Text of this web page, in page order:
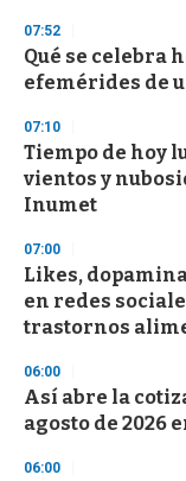
s
07:52
Qué se celebra
efemérides de
07:10
Tiempo de hoy
vientos y
Inumet
07:00
Likes,
en redes
trastornos
06:00
Así abre la
agosto de 2026
06:00